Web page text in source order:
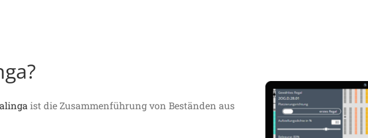
alinga ist die Zusammenführung von Beständen aus